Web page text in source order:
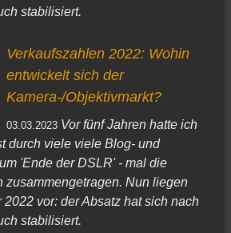
stabilisiert.
Verkaufszahlen 2022: Wohin
entwickelt sich der
Kamera-/Objektivmarkt?
03.03.2023 Vor fünf Jahren hatte ich
durch viele viele Blog- und
'Ende der DSLR' - mal die
zusammengetragen. Nun liegen
vor: der Absatz hat sich nach
stabilisiert.